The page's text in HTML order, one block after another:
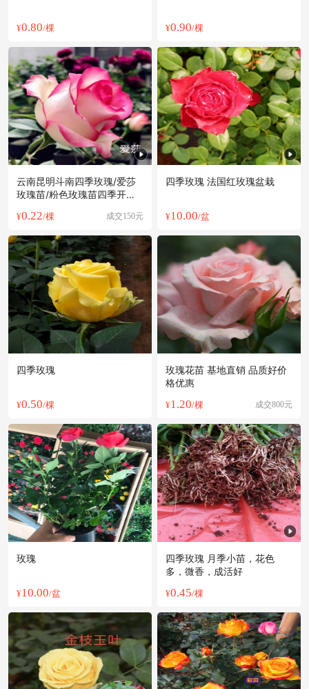
¥0.80/棵 ¥0.90/棵
云南昆明斗南四季玫瑰/爱莎
玫瑰苗/粉色玫瑰苗四季开花
¥0.22/棵 成交150元
四季玫瑰 法国红玫瑰盆栽
¥10.00/盆
四季玫瑰
¥0.50/棵
玫瑰花苗 基地直销 品质好价
格优惠
¥1.20/棵 成交800元
玫瑰
¥10.00/盆
四季玫瑰 月季小苗，花色
多，微香，成活好
¥0.45/棵